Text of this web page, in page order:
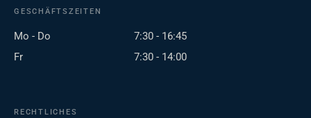
GESCHÄFTSZEITEN
Mo - Do
7:30 - 16:45
Fr
7:30 - 14:00
RECHTLICHES